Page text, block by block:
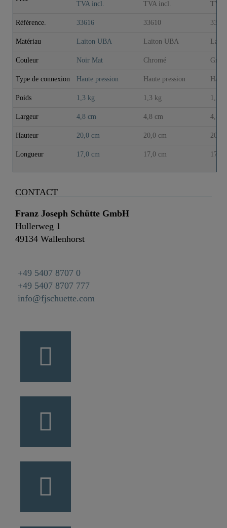
TVA incl.
TVA incl.
TVA
Référence. 33616 33610
Matériau Laiton UBA Laiton UBA
Couleur Noir Mat Chromé
Type de connexion Haute pression Haute pression
Poids 1,3 kg 1,3 kg 1,2
Largeur 4,8 cm 4,8 cm 4,8
Hauteur 20,0 cm 20,0 cm 20,0
Longueur 17,0 cm 17,0 cm 17,0
CONTACT
Franz Joseph Schütte GmbH
Hullerweg 1
49134 Wallenhorst
+49 5407 8707 0
+49 5407 8707 777
info@fjschuette.com